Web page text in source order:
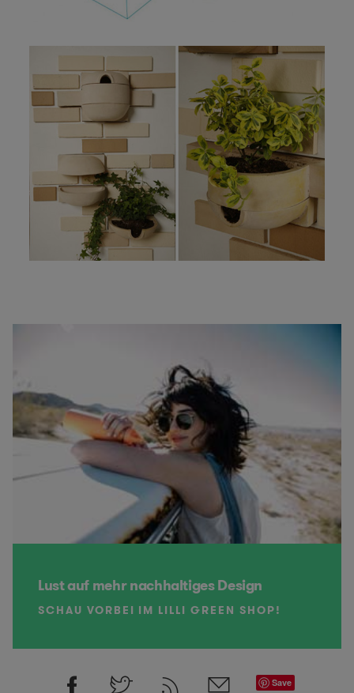
Lust auf mehr nachhaltiges Design
SCHAU VORBEI IM LILLI GREEN SHOP!
Save